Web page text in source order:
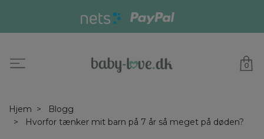
0
Hjem
Blogg
Hvorfor tænker mit barn på 7 år så meget på døden?